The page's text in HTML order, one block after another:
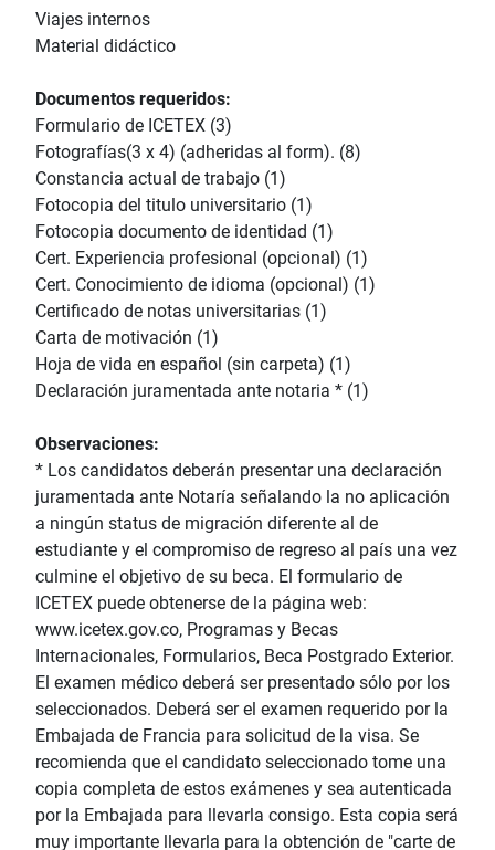
Viajes internos
Material didáctico
Documentos requeridos:
Formulario de ICETEX (3)
Fotografías(3 x 4) (adheridas al form). (8)
Constancia actual de trabajo (1)
Fotocopia del titulo universitario (1)
Fotocopia documento de identidad (1)
Cert. Experiencia profesional (opcional) (1)
Cert. Conocimiento de idioma (opcional) (1)
Certificado de notas universitarias (1)
Carta de motivación (1)
Hoja de vida en español (sin carpeta) (1)
Declaración juramentada ante notaria * (1)
Observaciones:
* Los candidatos deberán presentar una declaración
juramentada ante Notaría señalando la no aplicación
a ningún status de migración diferente al de
estudiante y el compromiso de regreso al país una vez
culmine el objetivo de su beca. El formulario de
ICETEX puede obtenerse de la página web:
www.icetex.gov.co, Programas y Becas
Internacionales, Formularios, Beca Postgrado Exterior.
El examen médico deberá ser presentado sólo por los
seleccionados. Deberá ser el examen requerido por la
Embajada de Francia para solicitud de la visa. Se
recomienda que el candidato seleccionado tome una
copia completa de estos exámenes y sea autenticada
por la Embajada para llevarla consigo. Esta copia será
muy importante llevarla para la obtención de "carte de